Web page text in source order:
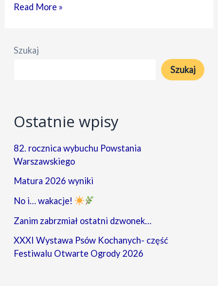
Lekcja
Akt
Read More »
Szukaj
Szukaj
Ostatnie wpisy
82. rocznica wybuchu Powstania
Warszawskiego
Matura 2026 wyniki
No i… wakacje!
Zanim zabrzmiał ostatni dzwonek…
XXXI Wystawa Psów Kochanych- część
Festiwalu Otwarte Ogrody 2026